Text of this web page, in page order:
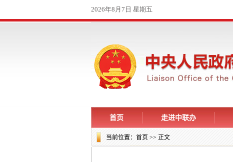
首页 走进中联办
当前位置：首页>> 正文